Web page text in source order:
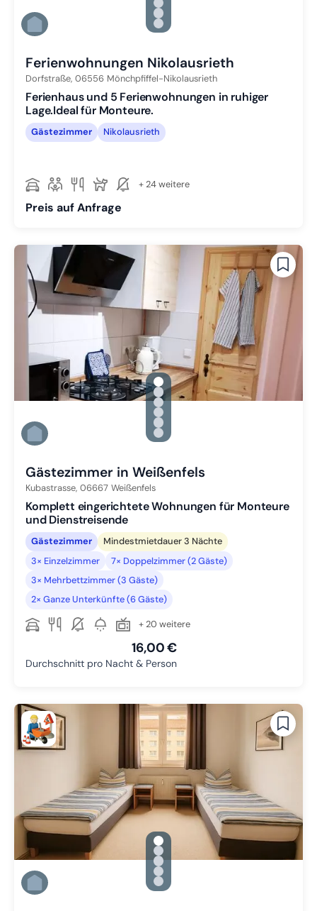
Zu Slide 3 wechseln
Zu Slide 4 wechseln
Zu Slide 5 wechseln
Zu Slide 6 wechseln
Ferienwohnungen Nikolausrieth
Dorfstraße, 06556 Mönchpfiffel-Nikolausrieth
Ferienhaus und 5 Ferienwohnungen in ruhiger
Lage.Ideal für Monteure.
Gästezimmer Nikolausrieth
+ 24 weitere
Preis auf Anfrage
gallery.slide_selector
Zu Slide 1 wechseln
Zu Slide 2 wechseln
Zu Slide 3 wechseln
Zu Slide 4 wechseln
Zu Slide 5 wechseln
Zu Slide 6 wechseln
Gästezimmer in Weißenfels
Kubastrasse, 06667 Weißenfels
Komplett eingerichtete Wohnungen für Monteure
und Dienstreisende
Gästezimmer
Mindestmietdauer 3 Nächte
3× Einzelzimmer
7× Doppelzimmer (2 Gäste)
3× Mehrbettzimmer (3 Gäste)
2× Ganze Unterkünfte (6 Gäste)
+ 20 weitere
16,00 €
Durchschnitt pro Nacht & Person
gallery.slide_selector
Zu Slide 1 wechseln
Zu Slide 2 wechseln
Zu Slide 3 wechseln
Zu Slide 4 wechseln
Zu Slide 5 wechseln